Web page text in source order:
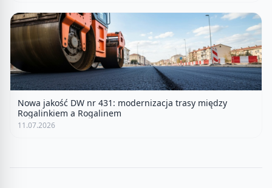
Nowa jakość DW nr 431: modernizacja trasy między
Rogalinkiem a Rogalinem
11.07.2026